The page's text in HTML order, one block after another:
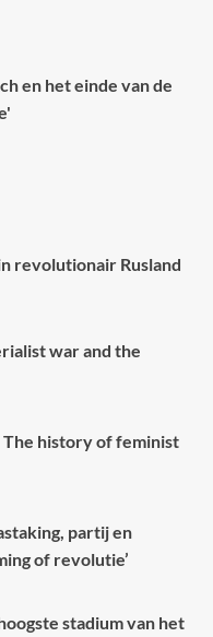
en het einde van de
revolutionair Rusland
war and the
The history of feminist
partij en
of revolutie’
stadium van het